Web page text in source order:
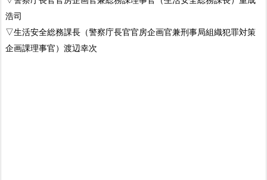
浩司
▽生活安全総務課長（警察庁長官官房企画官兼刑事局組織犯罪対策
企画課理事官）渡辺幸次